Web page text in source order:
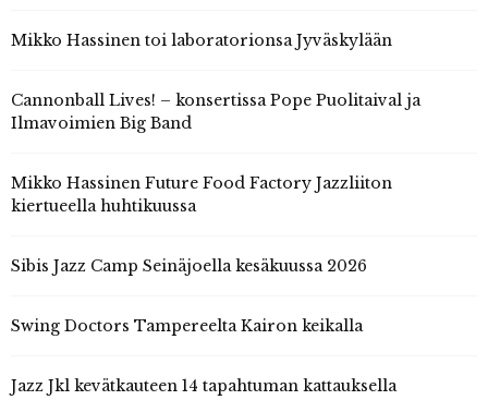
Mikko Hassinen toi laboratorionsa Jyväskylään
Cannonball Lives! – konsertissa Pope Puolitaival ja
Ilmavoimien Big Band
Mikko Hassinen Future Food Factory Jazzliiton
kiertueella huhtikuussa
Sibis Jazz Camp Seinäjoella kesäkuussa 2026
Swing Doctors Tampereelta Kairon keikalla
Jazz Jkl kevätkauteen 14 tapahtuman kattauksella